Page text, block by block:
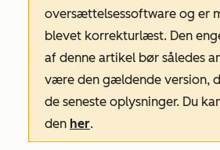
oversættelsessoftware og er
blevet korrekturlæst. Den
af denne artikel bør således
være den gældende version,
de seneste oplysninger. Du
den her.